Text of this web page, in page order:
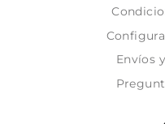
Envíos